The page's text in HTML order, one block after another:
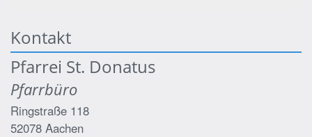
Kontakt
Pfarrei St. Donatus
Pfarrbüro
Ringstraße 118
52078 Aachen